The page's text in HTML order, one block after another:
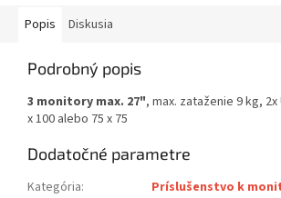
Popis Diskusia
Podrobný popis
3 monitory max. 27", max. zataženie 9 kg, 2x
x 100 alebo 75 x 75
Dodatočné parametre
Kategória:
Príslušenstvo k